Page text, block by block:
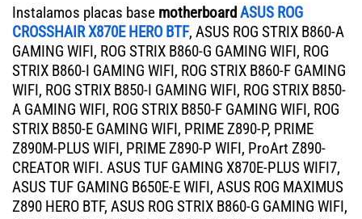
Instalamos placas base motherboardASUS ROG
CROSSHAIR X870E HERO BTF, ASUS ROG STRIX B860-A
GAMING WIFI, ROG STRIX B860-G GAMING WIFI, ROG
STRIX B860-I GAMING WIFI, ROG STRIX B860-F GAMING
WIFI, ROG STRIX B850-I GAMING WIFI, ROG STRIX B850-
A GAMING WIFI, ROG STRIX B850-F GAMING WIFI, ROG
STRIX B850-E GAMING WIFI, PRIME Z890-P, PRIME
Z890M-PLUS WIFI, PRIME Z890-P WIFI, ProArt Z890-
CREATOR WIFI. ASUS TUF GAMING X870E-PLUS WIFI7,
ASUS TUF GAMING B650E-E WIFI, ASUS ROG MAXIMUS
Z890 HERO BTF, ASUS ROG STRIX B860-G GAMING WIFI,